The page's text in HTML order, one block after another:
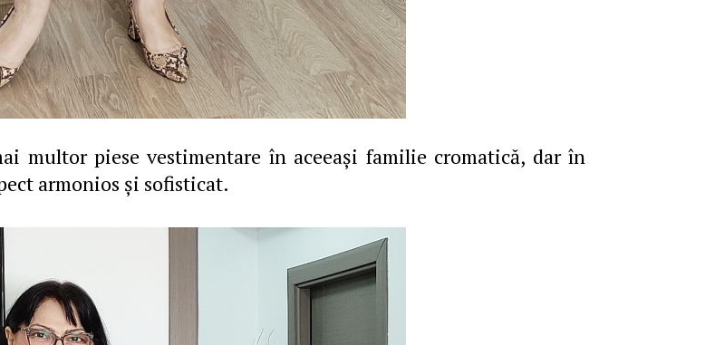
multor piese vestimentare în aceeași familie cromatică, dar în
armonios și sofisticat.